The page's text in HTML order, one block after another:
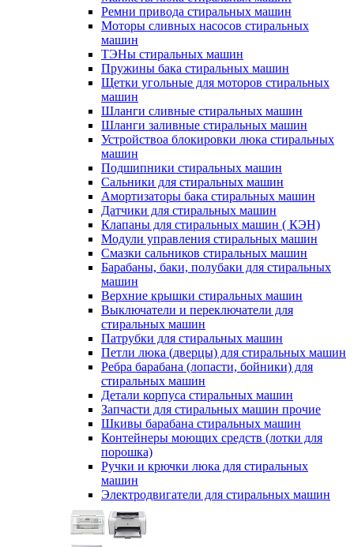
Ремни привода стиральных машин
Моторы сливных насосов стиральных
машин
ТЭНы стиральных машин
Пружины бака стиральных машин
Щетки угольные для моторов стиральных
машин
Шланги сливные стиральных машин
Шланги заливные стиральных машин
Устройствоа блокировки люка стиральных
машин
Подшипники стиральных машин
Сальники для стиральных машин
Амортизаторы бака стиральных машин
Датчики для стиральных машин
Клапаны для стиральных машин ( КЭН)
Модули управления стиральных машин
Смазки сальников стиральных машин
Барабаны, баки, полубаки для стиральных
машин
Верхние крышки стиральных машин
Выключатели и переключатели для
стиральных машин
Патрубки для стиральных машин
Петли люка (дверцы) для стиральных машин
Ребра барабана (лопасти, бойники) для
стиральных машин
Детали корпуса стиральных машин
Запчасти для стиральных машин прочие
Шкивы барабана стиральных машин
Контейнеры моющих средств (лотки для
порошка)
Ручки и крючки люка для стиральных
машин
Электродвигатели для стиральных машин